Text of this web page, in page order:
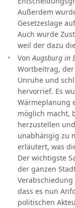
Außerdem
Gesetzeslage
Auch wurde
weil der dazu
VonAugsburg in
Wortbeitrag,
Unruhe und
hervorrief. Es
Wärmeplanung
möglich macht,
herzustellen
unabhängig zu
erläutert, was
Der wichtigste
der ganzen
dass es nun
politischen